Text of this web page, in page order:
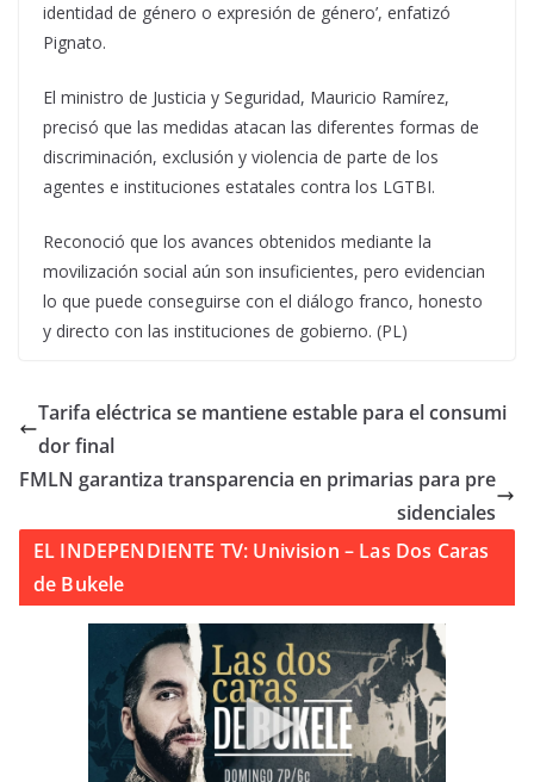
identidad de género o expresión de género’, enfatizó
Pignato.
El ministro de Justicia y Seguridad, Mauricio Ramírez,
precisó que las medidas atacan las diferentes formas de
discriminación, exclusión y violencia de parte de los
agentes e instituciones estatales contra los LGTBI.
Reconoció que los avances obtenidos mediante la
movilización social aún son insuficientes, pero evidencian
lo que puede conseguirse con el diálogo franco, honesto
y directo con las instituciones de gobierno. (PL)
Tarifa eléctrica se mantiene estable para el consumi
dor final
FMLN garantiza transparencia en primarias para pre
sidenciales
EL INDEPENDIENTE TV: Univision – Las Dos Caras
de Bukele